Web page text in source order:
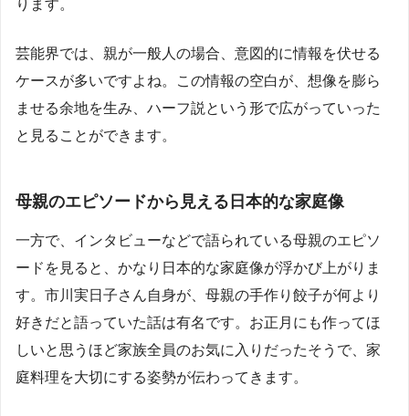
ります。
芸能界では、親が一般人の場合、意図的に情報を伏せる
ケースが多いですよね。この情報の空白が、想像を膨ら
ませる余地を生み、ハーフ説という形で広がっていった
と見ることができます。
母親のエピソードから見える日本的な家庭像
一方で、インタビューなどで語られている母親のエピソ
ードを見ると、かなり日本的な家庭像が浮かび上がりま
す。市川実日子さん自身が、母親の手作り餃子が何より
好きだと語っていた話は有名です。お正月にも作ってほ
しいと思うほど家族全員のお気に入りだったそうで、家
庭料理を大切にする姿勢が伝わってきます。